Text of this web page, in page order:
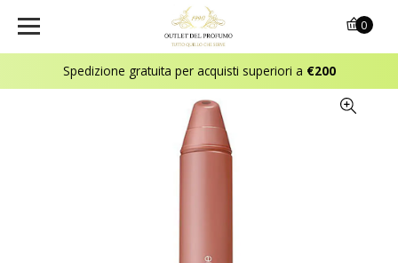
Spedizione gratuita per acquisti superiori a €200
0